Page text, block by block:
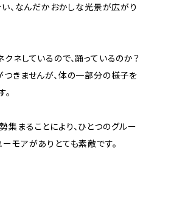
、なんだかおかしな光景が広がり
ネしているので、踊っているのか？
きませんが、体の一部分の様子を
まることにより、ひとつのグルー
モアがありとても素敵です。